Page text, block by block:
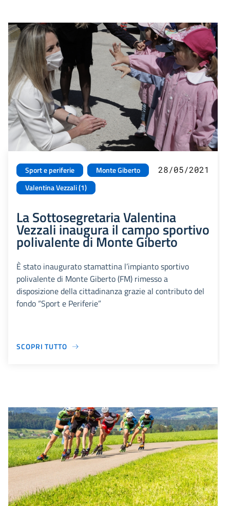
Sport e periferie
Monte Giberto
Valentina Vezzali (1)
28/05/2021
La Sottosegretaria Valentina
Vezzali inaugura il campo sportivo
polivalente di Monte Giberto
È stato inaugurato stamattina l’impianto sportivo
polivalente di Monte Giberto (FM) rimesso a
disposizione della cittadinanza grazie al contributo del
fondo “Sport e Periferie”
SCOPRI TUTTO